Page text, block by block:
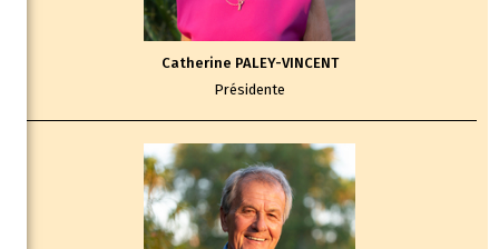
Catherine PALEY-VINCENT
Présidente